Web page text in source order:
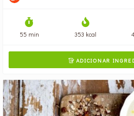
55 min 353 kcal
ADICIONAR